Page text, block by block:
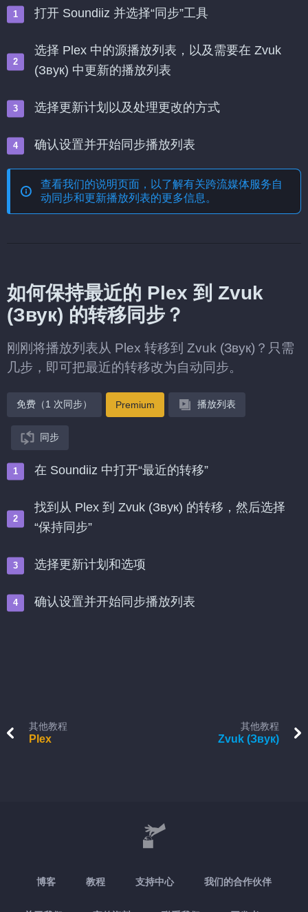
打开 Soundiiz 并选择“同步”工具
选择 Plex 中的源播放列表，以及需要在 Zvuk
(Звук) 中更新的播放列表
选择更新计划以及处理更改的方式
确认设置并开始同步播放列表
查看我们的说明页面，以了解有关跨流媒体服务自
动同步和更新播放列表的更多信息。
如何保持最近的 Plex 到 Zvuk
(Звук) 的转移同步？
刚刚将播放列表从 Plex 转移到 Zvuk (Звук)？只需
几步，即可把最近的转移改为自动同步。
免费（1 次同步） Premium 播放列表
同步
在 Soundiiz 中打开“最近的转移”
找到从 Plex 到 Zvuk (Звук) 的转移，然后选择
“保持同步”
选择更新计划和选项
确认设置并开始同步播放列表
其他教程
Plex
其他教程
Zvuk (Звук)
博客 教程 支持中心 我们的合作伙伴